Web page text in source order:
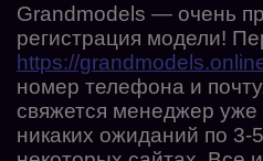
Grandmodels — очень
регистрация модели!
https://
номер телефона и
свяжется менеджер уже
никаких ожиданий по 3-